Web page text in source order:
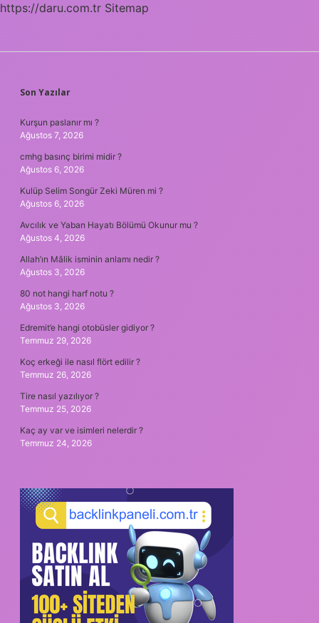
https://daru.com.tr Sitemap
SIDEBAR
Son Yazılar
Kurşun paslanır mı ?
Ağustos 7, 2026
cmhg basınç birimi midir ?
Ağustos 6, 2026
Kulüp Selim Songür Zeki Müren mi ?
Ağustos 6, 2026
Avcılık ve Yaban Hayatı Bölümü Okunur mu ?
Ağustos 4, 2026
Allah’ın Mâlik isminin anlamı nedir ?
Ağustos 3, 2026
80 not hangi harf notu ?
Ağustos 3, 2026
Edremit’e hangi otobüsler gidiyor ?
Temmuz 29, 2026
Koç erkeği ile nasıl flört edilir ?
Temmuz 26, 2026
Tire nasıl yazılıyor ?
Temmuz 25, 2026
Kaç ay var ve isimleri nelerdir ?
Temmuz 24, 2026